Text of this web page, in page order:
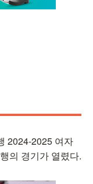
2024-2025 여자
의 경기가 열렸다.